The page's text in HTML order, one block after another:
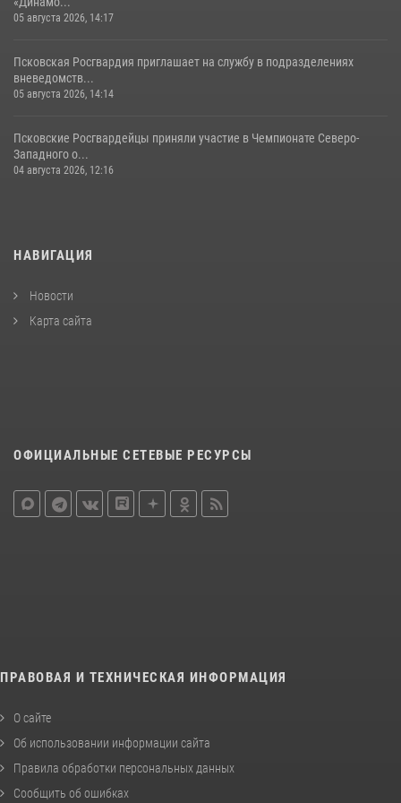
05 августа 2026, 14:17
Псковская Росгвардия приглашает на службу в подразделениях
вневедомств...
05 августа 2026, 14:14
Псковские Росгвардейцы приняли участие в Чемпионате Северо-
Западного о...
04 августа 2026, 12:16
НАВИГАЦИЯ
Новости
Карта сайта
ОФИЦИАЛЬНЫЕ СЕТЕВЫЕ РЕСУРСЫ
ПРАВОВАЯ И ТЕХНИЧЕСКАЯ ИНФОРМАЦИЯ
О сайте
Об использовании информации сайта
Правила обработки персональных данных
Сообщить об ошибках